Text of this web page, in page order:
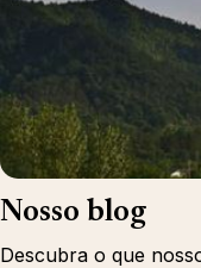
Nosso blog
Descubra o que